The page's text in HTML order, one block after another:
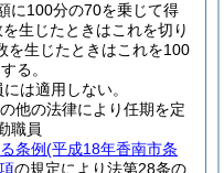
に100分の70を乗じて得
生じたときはこれを切り
を生じたときはこれを100
る。
は適用しない。
他の法律により任期を定
職員
条例(平成18年香南市条
の規定により法第28条の